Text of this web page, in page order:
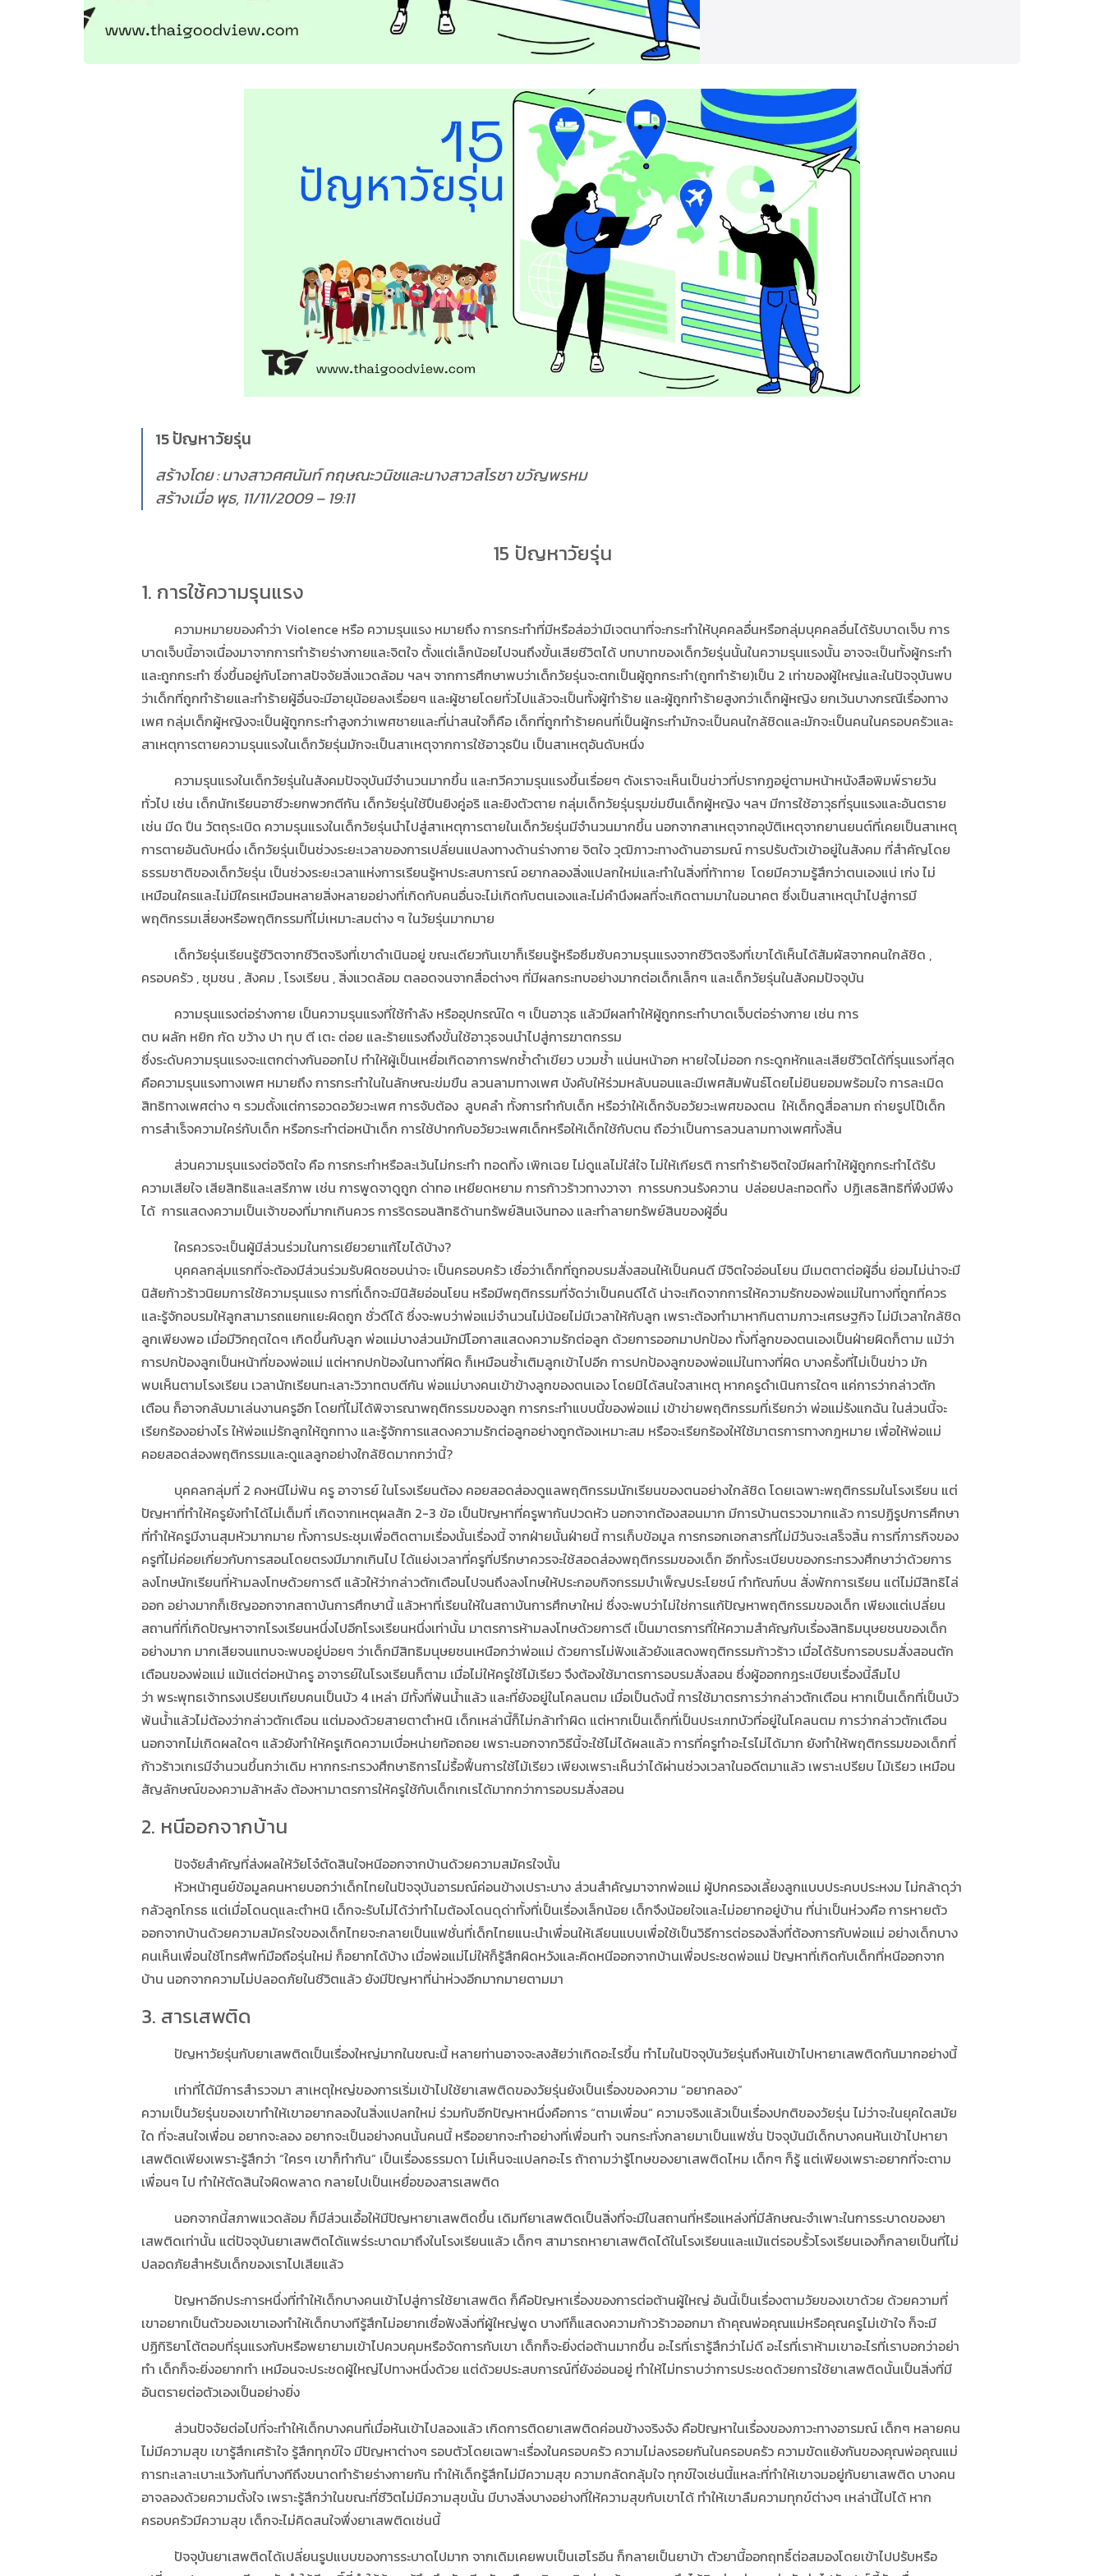
15 ปัญหาวัยรุ่น
สร้างโดย : นางสาวศศนันท์ กฤษณะวนิชและนางสาวสโรชา ขวัญพรหม
สร้างเมื่อ พุธ, 11/11/2009 – 19:11
15 ปัญหาวัยรุ่น
1. การใช้ความรุนแรง
ความหมายของคำว่า Violence หรือ ความรุนแรง หมายถึง การกระทำที่มีหรือส่อว่ามีเจตนาที่จะกระทำให้บุคคลอื่นหรือกลุ่มบุคคลอื่นได้รับบาดเจ็บ การ
บาดเจ็บนี้อาจเนื่องมาจากการทำร้ายร่างกายและจิตใจ ตั้งแต่เล็กน้อยไปจนถึงขั้นเสียชีวิตได้ บทบาทของเด็กวัยรุ่นนั้นในความรุนแรงนั้น อาจจะเป็นทั้งผู้กระทำ
และถูกกระทำ ซึ่งขึ้นอยู่กับโอกาสปัจจัยสิ่งแวดล้อม ฯลฯ จากการศึกษาพบว่าเด็กวัยรุ่นจะตกเป็นผู้ถูกกระทำ(ถูกทำร้าย)เป็น 2 เท่าของผู้ใหญ่และในปัจจุบันพบ
ว่าเด็กที่ถูกทำร้ายและทำร้ายผู้อื่นจะมีอายุน้อยลงเรื่อยๆ และผู้ชายโดยทั่วไปแล้วจะเป็นทั้งผู้ทำร้าย และผู้ถูกทำร้ายสูงกว่าเด็กผู้หญิง ยกเว้นบางกรณีเรื่องทาง
เพศ กลุ่มเด็กผู้หญิงจะเป็นผู้ถูกกระทำสูงกว่าเพศชายและที่น่าสนใจก็คือ เด็กที่ถูกทำร้ายคนที่เป็นผู้กระทำมักจะเป็นคนใกล้ชิดและมักจะเป็นคนในครอบครัวและ
สาเหตุการตายความรุนแรงในเด็กวัยรุ่นมักจะเป็นสาเหตุจากการใช้อาวุธปืน เป็นสาเหตุอันดับหนึ่ง
ความรุนแรงในเด็กวัยรุ่นในสังคมปัจจุบันมีจำนวนมากขึ้น และทวีความรุนแรงขึ้นเรื่อยๆ ดังเราจะเห็นเป็นข่าวที่ปรากฏอยู่ตามหน้าหนังสือพิมพ์รายวัน
ทั่วไป เช่น เด็กนักเรียนอาชีวะยกพวกตีกัน เด็กวัยรุ่นใช้ปืนยิงคู่อริ และยิงตัวตาย กลุ่มเด็กวัยรุ่นรุมข่มขืนเด็กผู้หญิง ฯลฯ มีการใช้อาวุธที่รุนแรงและอันตราย
เช่น มีด ปืน วัตถุระเบิด ความรุนแรงในเด็กวัยรุ่นนำไปสู่สาเหตุการตายในเด็กวัยรุ่นมีจำนวนมากขึ้น นอกจากสาเหตุจากอุบัติเหตุจากยานยนต์ที่เคยเป็นสาเหตุ
การตายอันดับหนึ่ง เด็กวัยรุ่นเป็นช่วงระยะเวลาของการเปลี่ยนแปลงทางด้านร่างกาย จิตใจ วุฒิภาวะทางด้านอารมณ์ การปรับตัวเข้าอยู่ในสังคม ที่สำคัญโดย
ธรรมชาติของเด็กวัยรุ่น เป็นช่วงระยะเวลาแห่งการเรียนรู้หาประสบการณ์ อยากลองสิ่งแปลกใหม่และทำในสิ่งที่ท้าทาย โดยมีความรู้สึกว่าตนเองแน่ เก่ง ไม่
เหมือนใครและไม่มีใครเหมือนหลายสิ่งหลายอย่างที่เกิดกับคนอื่นจะไม่เกิดกับตนเองและไม่คำนึงผลที่จะเกิดตามมาในอนาคต ซึ่งเป็นสาเหตุนำไปสู่การมี
พฤติกรรมเสี่ยงหรือพฤติกรรมที่ไม่เหมาะสมต่าง ๆ ในวัยรุ่นมากมาย
เด็กวัยรุ่นเรียนรู้ชีวิตจากชีวิตจริงที่เขาดำเนินอยู่ ขณะเดียวกันเขาก็เรียนรู้หรือซึมซับความรุนแรงจากชีวิตจริงที่เขาได้เห็นได้สัมผัสจากคนใกล้ชิด ,
ครอบครัว , ชุมชน , สังคม , โรงเรียน , สิ่งแวดล้อม ตลอดจนจากสื่อต่างๆ ที่มีผลกระทบอย่างมากต่อเด็กเล็กๆ และเด็กวัยรุ่นในสังคมปัจจุบัน
ความรุนแรงต่อร่างกาย เป็นความรุนแรงที่ใช้กำลัง หรืออุปกรณ์ใด ๆ เป็นอาวุธ แล้วมีผลทำให้ผู้ถูกกระทำบาดเจ็บต่อร่างกาย เช่น การ
ตบ ผลัก หยิก กัด ขว้าง ปา ทุบ ตี เตะ ต่อย และร้ายแรงถึงขั้นใช้อาวุธจนนำไปสู่การฆาตกรรม
ซึ่งระดับความรุนแรงจะแตกต่างกันออกไป ทำให้ผู้เป็นเหยื่อเกิดอาการฟกช้ำดำเขียว บวมช้ำ แน่นหน้าอก หายใจไม่ออก กระดูกหักและเสียชีวิตได้ที่รุนแรงที่สุด
คือความรุนแรงทางเพศ หมายถึง การกระทำในในลักษณะข่มขืน ลวนลามทางเพศ บังคับให้ร่วมหลับนอนและมีเพศสัมพันธ์โดยไม่ยินยอมพร้อมใจ การละเมิด
สิทธิทางเพศต่าง ๆ รวมตั้งแต่การอวดอวัยวะเพศ การจับต้อง ลูบคลำ ทั้งการทำกับเด็ก หรือว่าให้เด็กจับอวัยวะเพศของตน ให้เด็กดูสื่อลามก ถ่ายรูปโป๊เด็ก
การสำเร็จความใคร่กับเด็ก หรือกระทำต่อหน้าเด็ก การใช้ปากกับอวัยวะเพศเด็กหรือให้เด็กใช้กับตน ถือว่าเป็นการลวนลามทางเพศทั้งสิ้น
ส่วนความรุนแรงต่อจิตใจ คือ การกระทำหรือละเว้นไม่กระทำ ทอดทิ้ง เพิกเฉย ไม่ดูแลไม่ใส่ใจ ไม่ให้เกียรติ การทำร้ายจิตใจมีผลทำให้ผู้ถูกกระทำได้รับ
ความเสียใจ เสียสิทธิและเสรีภาพ เช่น การพูดจาดูถูก ด่าทอ เหยียดหยาม การก้าวร้าวทางวาจา การรบกวนรังควาน ปล่อยปละทอดทิ้ง ปฏิเสธสิทธิที่พึงมีพึง
ได้ การแสดงความเป็นเจ้าของที่มากเกินควร การริดรอนสิทธิด้านทรัพย์สินเงินทอง และทำลายทรัพย์สินของผู้อื่น
ใครควรจะเป็นผู้มีส่วนร่วมในการเยียวยาแก้ไขได้บ้าง?
บุคคลกลุ่มแรกที่จะต้องมีส่วนร่วมรับผิดชอบน่าจะ เป็นครอบครัว เชื่อว่าเด็กที่ถูกอบรมสั่งสอนให้เป็นคนดี มีจิตใจอ่อนโยน มีเมตตาต่อผู้อื่น ย่อมไม่น่าจะมี
นิสัยก้าวร้าวนิยมการใช้ความรุนแรง การที่เด็กจะมีนิสัยอ่อนโยน หรือมีพฤติกรรมที่จัดว่าเป็นคนดีได้ น่าจะเกิดจากการให้ความรักของพ่อแม่ในทางที่ถูกที่ควร
และรู้จักอบรมให้ลูกสามารถแยกแยะผิดถูก ชั่วดีได้ ซึ่งจะพบว่าพ่อแม่จำนวนไม่น้อยไม่มีเวลาให้กับลูก เพราะต้องทำมาหากินตามภาวะเศรษฐกิจ ไม่มีเวลาใกล้ชิด
ลูกเพียงพอ เมื่อมีวิกฤตใดๆ เกิดขึ้นกับลูก พ่อแม่บางส่วนมักมีโอกาสแสดงความรักต่อลูก ด้วยการออกมาปกป้อง ทั้งที่ลูกของตนเองเป็นฝ่ายผิดก็ตาม แม้ว่า
การปกป้องลูกเป็นหน้าที่ของพ่อแม่ แต่หากปกป้องในทางที่ผิด ก็เหมือนซ้ำเติมลูกเข้าไปอีก การปกป้องลูกของพ่อแม่ในทางที่ผิด บางครั้งที่ไม่เป็นข่าว มัก
พบเห็นตามโรงเรียน เวลานักเรียนทะเลาะวิวาทตบตีกัน พ่อแม่บางคนเข้าข้างลูกของตนเอง โดยมิได้สนใจสาเหตุ หากครูดำเนินการใดๆ แค่การว่ากล่าวตัก
เตือน ก็อาจกลับมาเล่นงานครูอีก โดยที่ไม่ได้พิจารณาพฤติกรรมของลูก การกระทำแบบนี้ของพ่อแม่ เข้าข่ายพฤติกรรมที่เรียกว่า พ่อแม่รังแกฉัน ในส่วนนี้จะ
เรียกร้องอย่างไร ให้พ่อแม่รักลูกให้ถูกทาง และรู้จักการแสดงความรักต่อลูกอย่างถูกต้องเหมาะสม หรือจะเรียกร้องให้ใช้มาตรการทางกฎหมาย เพื่อให้พ่อแม่
คอยสอดส่องพฤติกรรมและดูแลลูกอย่างใกล้ชิดมากกว่านี้?
บุคคลกลุ่มที่ 2 คงหนีไม่พ้น ครู อาจารย์ ในโรงเรียนต้อง คอยสอดส่องดูแลพฤติกรรมนักเรียนของตนอย่างใกล้ชิด โดยเฉพาะพฤติกรรมในโรงเรียน แต่
ปัญหาที่ทำให้ครูยังทำได้ไม่เต็มที่ เกิดจากเหตุผลสัก 2-3 ข้อ เป็นปัญหาที่ครูพากันปวดหัว นอกจากต้องสอนมาก มีการบ้านตรวจมากแล้ว การปฏิรูปการศึกษา
ที่ทำให้ครูมีงานสุมหัวมากมาย ทั้งการประชุมเพื่อติดตามเรื่องนั้นเรื่องนี้ จากฝ่ายนั้นฝ่ายนี้ การเก็บข้อมูล การกรอกเอกสารที่ไม่มีวันจะเสร็จสิ้น การที่ภารกิจของ
ครูที่ไม่ค่อยเกี่ยวกับการสอนโดยตรงมีมากเกินไป ได้แย่งเวลาที่ครูที่ปรึกษาควรจะใช้สอดส่องพฤติกรรมของเด็ก อีกทั้งระเบียบของกระทรวงศึกษาว่าด้วยการ
ลงโทษนักเรียนที่ห้ามลงโทษด้วยการตี แล้วให้ว่ากล่าวตักเตือนไปจนถึงลงโทษให้ประกอบกิจกรรมบำเพ็ญประโยชน์ ทำทัณฑ์บน สั่งพักการเรียน แต่ไม่มีสิทธิไล่
ออก อย่างมากก็เชิญออกจากสถาบันการศึกษานี้ แล้วหาที่เรียนให้ในสถาบันการศึกษาใหม่ ซึ่งจะพบว่าไม่ใช่การแก้ปัญหาพฤติกรรมของเด็ก เพียงแต่เปลี่ยน
สถานที่ที่เกิดปัญหาจากโรงเรียนหนึ่งไปอีกโรงเรียนหนึ่งเท่านั้น มาตรการห้ามลงโทษด้วยการตี เป็นมาตรการที่ให้ความสำคัญกับเรื่องสิทธิมนุษยชนของเด็ก
อย่างมาก มากเสียจนแทบจะพบอยู่บ่อยๆ ว่าเด็กมีสิทธิมนุษยชนเหนือกว่าพ่อแม่ ด้วยการไม่ฟังแล้วยังแสดงพฤติกรรมก้าวร้าว เมื่อได้รับการอบรมสั่งสอนตัก
เตือนของพ่อแม่ แม้แต่ต่อหน้าครู อาจารย์ในโรงเรียนก็ตาม เมื่อไม่ให้ครูใช้ไม้เรียว จึงต้องใช้มาตรการอบรมสั่งสอน ซึ่งผู้ออกกฎระเบียบเรื่องนี้ลืมไป
ว่า พระพุทธเจ้าทรงเปรียบเทียบคนเป็นบัว 4 เหล่า มีทั้งที่พ้นน้ำแล้ว และที่ยังอยู่ในโคลนตม เมื่อเป็นดังนี้ การใช้มาตรการว่ากล่าวตักเตือน หากเป็นเด็กที่เป็นบัว
พ้นน้ำแล้วไม่ต้องว่ากล่าวตักเตือน แต่มองด้วยสายตาตำหนิ เด็กเหล่านี้ก็ไม่กล้าทำผิด แต่หากเป็นเด็กที่เป็นประเภทบัวที่อยู่ในโคลนตม การว่ากล่าวตักเตือน
นอกจากไม่เกิดผลใดๆ แล้วยังทำให้ครูเกิดความเบื่อหน่ายท้อถอย เพราะนอกจากวิธีนี้จะใช้ไม่ได้ผลแล้ว การที่ครูทำอะไรไม่ได้มาก ยังทำให้พฤติกรรมของเด็กที่
ก้าวร้าวเกเรมีจำนวนขึ้นกว่าเดิม หากกระทรวงศึกษาธิการไม่รื้อฟื้นการใช้ไม้เรียว เพียงเพราะเห็นว่าได้ผ่านช่วงเวลาในอดีตมาแล้ว เพราะเปรียบ ไม้เรียว เหมือน
สัญลักษณ์ของความล้าหลัง ต้องหามาตรการให้ครูใช้กับเด็กเกเรได้มากกว่าการอบรมสั่งสอน
2. หนีออกจากบ้าน
ปัจจัยสำคัญที่ส่งผลให้วัยโจ๋ตัดสินใจหนีออกจากบ้านด้วยความสมัครใจนั้น
หัวหน้าศูนย์ข้อมูลคนหายบอกว่าเด็กไทยในปัจจุบันอารมณ์ค่อนข้างเปราะบาง ส่วนสำคัญมาจากพ่อแม่ ผู้ปกครองเลี้ยงลูกแบบประคบประหงม ไม่กล้าดุว่า
กลัวลูกโกรธ แต่เมื่อโดนดุและตำหนิ เด็กจะรับไม่ได้ว่าทำไมต้องโดนดุด่าทั้งที่เป็นเรื่องเล็กน้อย เด็กจึงน้อยใจและไม่อยากอยู่บ้าน ที่น่าเป็นห่วงคือ การหายตัว
ออกจากบ้านด้วยความสมัครใจของเด็กไทยจะกลายเป็นแฟชั่นที่เด็กไทยแนะนำเพื่อนให้เลียนแบบเพื่อใช้เป็นวิธีการต่อรองสิ่งที่ต้องการกับพ่อแม่ อย่างเด็กบาง
คนเห็นเพื่อนใช้โทรศัพท์มือถือรุ่นใหม่ ก็อยากได้บ้าง เมื่อพ่อแม่ไม่ให้ก็รู้สึกผิดหวังและคิดหนีออกจากบ้านเพื่อประชดพ่อแม่ ปัญหาที่เกิดกับเด็กที่หนีออกจาก
บ้าน นอกจากความไม่ปลอดภัยในชีวิตแล้ว ยังมีปัญหาที่น่าห่วงอีกมากมายตามมา
3. สารเสพติด
ปัญหาวัยรุ่นกับยาเสพติดเป็นเรื่องใหญ่มากในขณะนี้ หลายท่านอาจจะสงสัยว่าเกิดอะไรขึ้น ทำไมในปัจจุบันวัยรุ่นถึงหันเข้าไปหายาเสพติดกันมากอย่างนี้
เท่าที่ได้มีการสำรวจมา สาเหตุใหญ่ของการเริ่มเข้าไปใช้ยาเสพติดของวัยรุ่นยังเป็นเรื่องของความ ”อยากลอง”
ความเป็นวัยรุ่นของเขาทำให้เขาอยากลองในสิ่งแปลกใหม่ ร่วมกับอีกปัญหาหนึ่งคือการ “ตามเพื่อน” ความจริงแล้วเป็นเรื่องปกติของวัยรุ่น ไม่ว่าจะในยุคใดสมัย
ใด ที่จะสนใจเพื่อน อยากจะลอง อยากจะเป็นอย่างคนนั้นคนนี้ หรืออยากจะทำอย่างที่เพื่อนทำ จนกระทั่งกลายมาเป็นแฟชั่น ปัจจุบันมีเด็กบางคนหันเข้าไปหายา
เสพติดเพียงเพราะรู้สึกว่า “ใครๆ เขาก็ทำกัน” เป็นเรื่องธรรมดา ไม่เห็นจะแปลกอะไร ถ้าถามว่ารู้โทษของยาเสพติดไหม เด็กๆ ก็รู้ แต่เพียงเพราะอยากที่จะตาม
เพื่อนๆ ไป ทำให้ตัดสินใจผิดพลาด กลายไปเป็นเหยื่อของสารเสพติด
นอกจากนี้สภาพแวดล้อม ก็มีส่วนเอื้อให้มีปัญหายาเสพติดขึ้น เดิมทียาเสพติดเป็นสิ่งที่จะมีในสถานที่หรือแหล่งที่มีลักษณะจำเพาะในการระบาดของยา
เสพติดเท่านั้น แต่ปัจจุบันยาเสพติดได้แพร่ระบาดมาถึงในโรงเรียนแล้ว เด็กๆ สามารถหายาเสพติดได้ในโรงเรียนและแม้แต่รอบรั้วโรงเรียนเองก็กลายเป็นที่ไม่
ปลอดภัยสำหรับเด็กของเราไปเสียแล้ว
ปัญหาอีกประการหนึ่งที่ทำให้เด็กบางคนเข้าไปสู่การใช้ยาเสพติด ก็คือปัญหาเรื่องของการต่อต้านผู้ใหญ่ อันนี้เป็นเรื่องตามวัยของเขาด้วย ด้วยความที่
เขาอยากเป็นตัวของเขาเองทำให้เด็กบางทีรู้สึกไม่อยากเชื่อฟังสิ่งที่ผู้ใหญ่พูด บางทีก็แสดงความก้าวร้าวออกมา ถ้าคุณพ่อคุณแม่หรือคุณครูไม่เข้าใจ ก็จะมี
ปฏิกิริยาโต้ตอบที่รุนแรงกับหรือพยายามเข้าไปควบคุมหรือจัดการกับเขา เด็กก็จะยิ่งต่อต้านมากขึ้น อะไรที่เรารู้สึกว่าไม่ดี อะไรที่เราห้ามเขาอะไรที่เราบอกว่าอย่า
ทำ เด็กก็จะยิ่งอยากทำ เหมือนจะประชดผู้ใหญ่ไปทางหนึ่งด้วย แต่ด้วยประสบการณ์ที่ยังอ่อนอยู่ ทำให้ไม่ทราบว่าการประชดด้วยการใช้ยาเสพติดนั้นเป็นสิ่งที่มี
อันตรายต่อตัวเองเป็นอย่างยิ่ง
ส่วนปัจจัยต่อไปที่จะทำให้เด็กบางคนที่เมื่อหันเข้าไปลองแล้ว เกิดการติดยาเสพติดค่อนข้างจริงจัง คือปัญหาในเรื่องของภาวะทางอารมณ์ เด็กๆ หลายคน
ไม่มีความสุข เขารู้สึกเศร้าใจ รู้สึกทุกข์ใจ มีปัญหาต่างๆ รอบตัวโดยเฉพาะเรื่องในครอบครัว ความไม่ลงรอยกันในครอบครัว ความขัดแย้งกันของคุณพ่อคุณแม่
การทะเลาะเบาะแว้งกันที่บางทีถึงขนาดทำร้ายร่างกายกัน ทำให้เด็กรู้สึกไม่มีความสุข ความกลัดกลุ้มใจ ทุกข์ใจเช่นนี้แหละที่ทำให้เขาจมอยู่กับยาเสพติด บางคน
อาจลองด้วยความตั้งใจ เพราะรู้สึกว่าในขณะที่ชีวิตไม่มีความสุขนั้น มีบางสิ่งบางอย่างที่ให้ความสุขกับเขาได้ ทำให้เขาลืมความทุกข์ต่างๆ เหล่านี้ไปได้ หาก
ครอบครัวมีความสุข เด็กจะไม่คิดสนใจพึ่งยาเสพติดเช่นนี้
ปัจจุบันยาเสพติดได้เปลี่ยนรูปแบบของการระบาดไปมาก จากเดิมเคยพบเป็นเฮโรอีน ก็กลายเป็นยาบ้า ตัวยานี้ออกฤทธิ์ต่อสมองโดยเข้าไปปรับหรือ